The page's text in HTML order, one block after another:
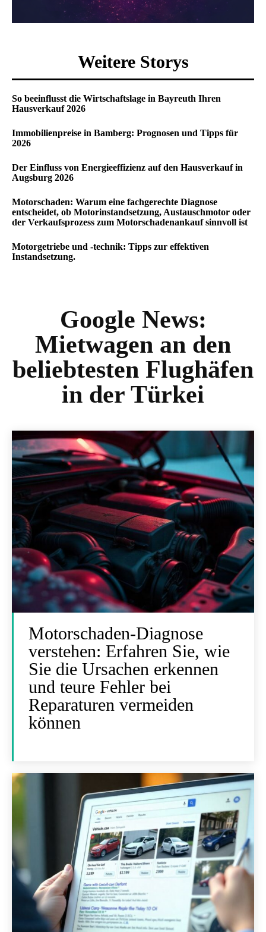
Weitere Storys
So beeinflusst die Wirtschaftslage in Bayreuth Ihren
Hausverkauf 2026
Immobilienpreise in Bamberg: Prognosen und Tipps für
2026
Der Einfluss von Energieeffizienz auf den Hausverkauf in
Augsburg 2026
Motorschaden: Warum eine fachgerechte Diagnose
entscheidet, ob Motorinstandsetzung, Austauschmotor oder
der Verkaufsprozess zum Motorschadenankauf sinnvoll ist
Motorgetriebe und -technik: Tipps zur effektiven
Instandsetzung.
Google News:
Mietwagen an den
beliebtesten Flughäfen
in der Türkei
Motorschaden-Diagnose
verstehen: Erfahren Sie, wie
Sie die Ursachen erkennen
und teure Fehler bei
Reparaturen vermeiden
können